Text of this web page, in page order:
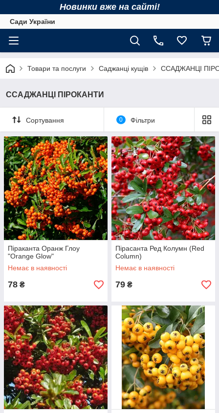
Новинки вже на сайті!
Сади України
Товари та послуги Саджанці кущів ССАДЖАНЦІ
ССАДЖАНЦІ ПІРОКАНТИ
Сортування 0 Фільтри
Піраканта Оранж Глоу
"Orange Glow"
Немає в наявності
78 ₴
Пірасанта Ред Колумн (Red
Column)
Немає в наявності
79 ₴